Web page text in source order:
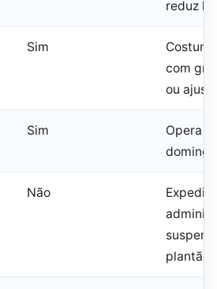
reduz
Sim
com
ou
Sim
Opera
Não
plantão